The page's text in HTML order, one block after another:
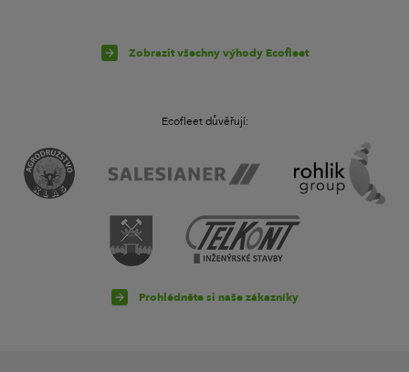
Zobrazit všechny výhody Ecofleet
Ecofleet důvěřují:
Prohlédněte si naše zákazníky